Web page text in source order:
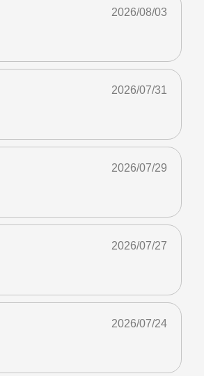
2026/08/03
2026/07/31
2026/07/29
2026/07/27
2026/07/24